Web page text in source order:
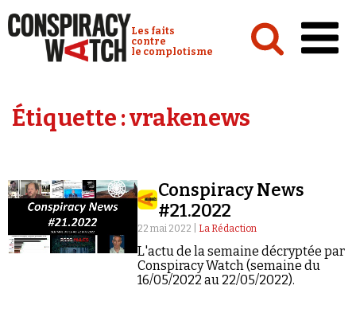
Conspiracy Watch :
Les faits
contre
le complotisme
Analyses
Vidéos
Émissions
Revues de presse
Étiquette :vrakenews
Conspiracy News
#21.2022
22 mai 2022 | La Rédaction
L'actu de la semaine décryptée par
Conspiracy Watch (semaine du
16/05/2022 au 22/05/2022).